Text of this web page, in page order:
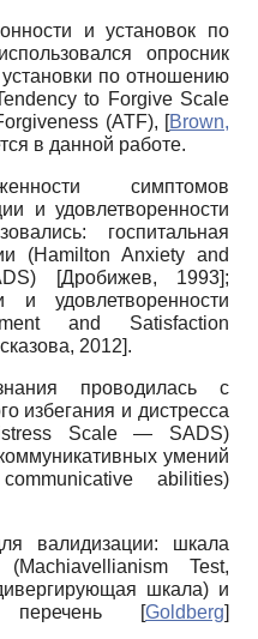
и установок по
опросник
по отношению
to Forgive Scale
(ATF), [Brown,
в данной работе.
симптомов
и удовлетворенности
госпитальная
(Hamilton Anxiety and
) [Дробижев, 1993];
и удовлетворенности
and
Satisfaction
2012].
проводилась с
избегания и дистресса
Scale— SADS)
умений
communicative abilities)
валидизации: шкала
(Machiavellianism Test,
шкала) и
перечень
[Goldberg]